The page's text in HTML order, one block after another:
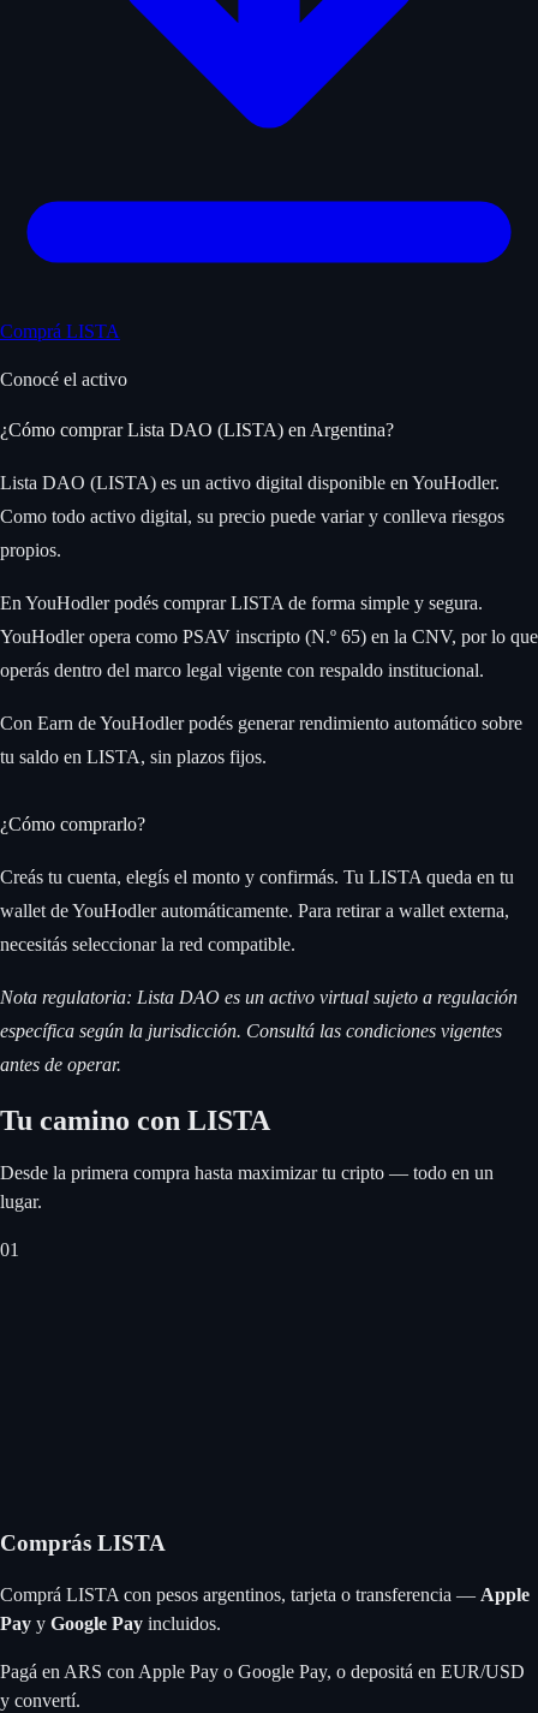
Comprá LISTA
Conocé el activo
¿Cómo comprar Lista DAO (LISTA) en Argentina?
Lista DAO (LISTA) es un activo digital disponible en YouHodler.
Como todo activo digital, su precio puede variar y conlleva riesgos
propios.
En YouHodler podés comprar LISTA de forma simple y segura.
YouHodler opera como PSAV inscripto (N.º 65) en la CNV, por lo que
operás dentro del marco legal vigente con respaldo institucional.
Con Earn de YouHodler podés generar rendimiento automático sobre
tu saldo en LISTA, sin plazos fijos.
¿Cómo comprarlo?
Creás tu cuenta, elegís el monto y confirmás. Tu LISTA queda en tu
wallet de YouHodler automáticamente. Para retirar a wallet externa,
necesitás seleccionar la red compatible.
Nota regulatoria: Lista DAO es un activo virtual sujeto a regulación
específica según la jurisdicción. Consultá las condiciones vigentes
antes de operar.
Tu camino con LISTA
Desde la primera compra hasta maximizar tu cripto — todo en un
lugar.
01
Comprás LISTA
Comprá LISTA con pesos argentinos, tarjeta o transferencia — Apple
Pay y Google Pay incluidos.
Pagá en ARS con Apple Pay o Google Pay, o depositá en EUR/USD
y convertí.